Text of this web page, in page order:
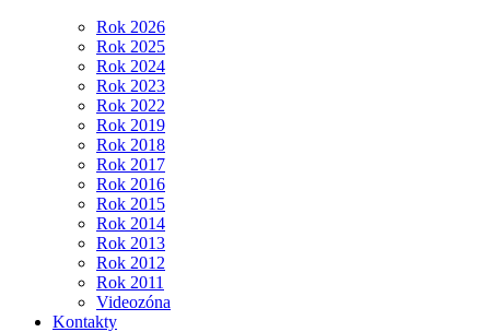
Rok 2026
Rok 2025
Rok 2024
Rok 2023
Rok 2022
Rok 2019
Rok 2018
Rok 2017
Rok 2016
Rok 2015
Rok 2014
Rok 2013
Rok 2012
Rok 2011
Videozóna
Kontakty